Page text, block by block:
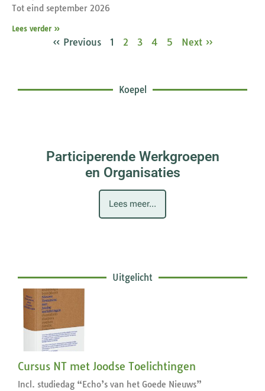
Tot eind september 2026
Lees verder »
« Previous 1 2 3 4 5 Next »
Koepel
Participerende Werkgroepen
en Organisaties
Lees meer...
Uitgelicht
Cursus NT met Joodse Toelichtingen
Incl. studiedag “Echo’s van het Goede Nieuws”